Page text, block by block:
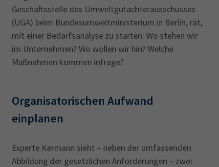
Geschäftsstelle des Umweltgutachterausschusses
(UGA) beim Bundesumweltministerium in Berlin, rät,
mit einer Bedarfsanalyse zu starten: Wo stehen wir
im Unternehmen? Wo wollen wir hin? Welche
Maßnahmen kommen infrage?
Organisatorischen Aufwand
einplanen
Experte Kermann sieht – neben der umfassenden
Abbildung der gesetzlichen Anforderungen – zwei